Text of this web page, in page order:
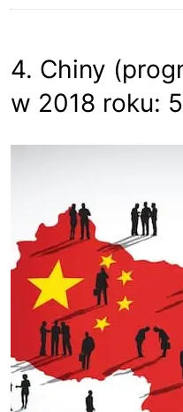
4. Chiny
w 2018 roku: